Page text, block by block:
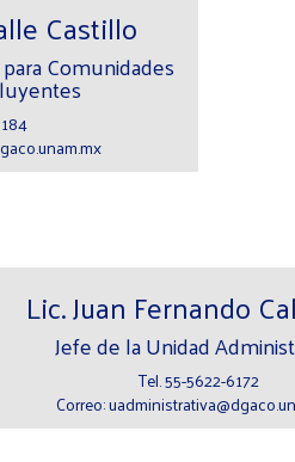
Castillo
Comunidades
Lic. Juan Fernando
Jefe de la Unidad
Tel. 55-5622-6172
Correo: